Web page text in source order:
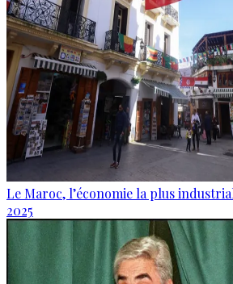
Le Maroc, l’économie la plus
2025